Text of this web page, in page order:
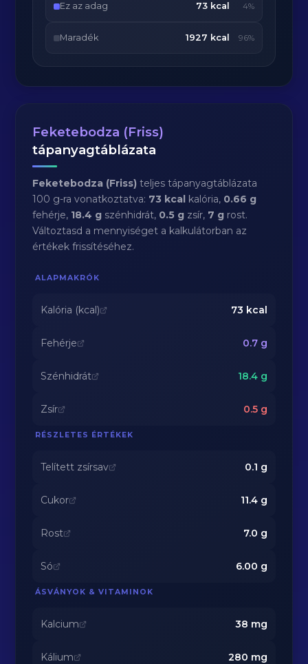
Ez az adag 73 kcal 4%
Maradék 1927 kcal 96%
Feketebodza (Friss)
tápanyagtáblázata
Feketebodza (Friss) teljes tápanyagtáblázata
100 g-ra vonatkoztatva: 73 kcal kalória, 0.66 g
fehérje, 18.4 g szénhidrát, 0.5 g zsír, 7 g rost.
Változtasd a mennyiséget a kalkulátorban az
értékek frissítéséhez.
ALAPMAKRÓK
Kalória (kcal) 73 kcal
Fehérje 0.7g
Szénhidrát 18.4g
Zsír 0.5g
RÉSZLETES ÉRTÉKEK
Telített zsírsav 0.1 g
Cukor 11.4g
Rost 7.0 g
Só 6.00 g
ÁSVÁNYOK & VITAMINOK
Kalcium 38 mg
Kálium 280 mg